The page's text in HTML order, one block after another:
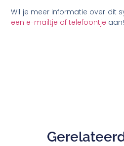
Wil je meer informatie over dit
een e-mailtje of telefoontje aan!